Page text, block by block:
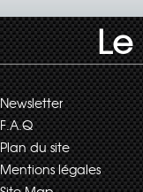
Newsletter
F.A.Q
Plan du site
Mentions légales